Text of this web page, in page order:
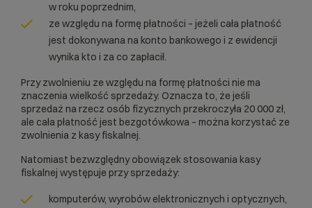
w roku poprzednim,
ze względu na formę płatności – jeżeli cała płatność
jest dokonywana na konto bankowego i z ewidencji
wynika kto i za co zapłacił.
Przy zwolnieniu ze względu na formę płatności nie ma
znaczenia wielkość sprzedaży. Oznacza to, że jeśli
sprzedaż na rzecz osób fizycznych przekroczyła 20 000 zł,
ale cała płatność jest bezgotówkowa – można korzystać ze
zwolnienia z kasy fiskalnej.
Natomiast bezwzględny obowiązek stosowania kasy
fiskalnej występuje przy sprzedaży:
komputerów, wyrobów elektronicznych i optycznych,